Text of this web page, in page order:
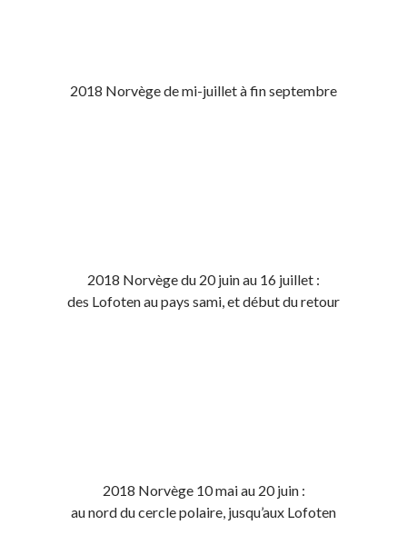
2018 Norvège de mi-juillet à fin septembre
2018 Norvège du 20 juin au 16 juillet :
des Lofoten au pays sami, et début du retour
2018 Norvège 10 mai au 20 juin :
au nord du cercle polaire, jusqu’aux Lofoten